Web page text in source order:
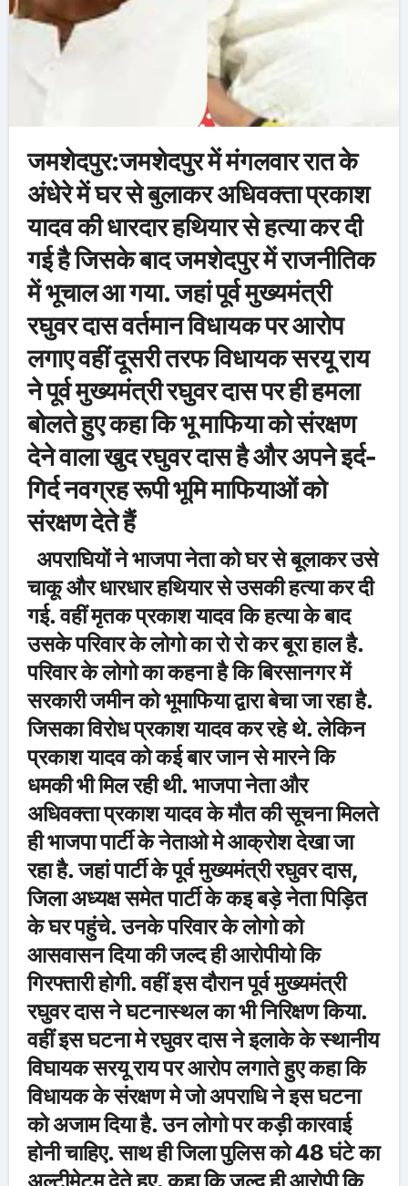
जमशेदपुर:जमशेदपुर में मंगलवार रात के
अंधेरे में घर से बुलाकर अधिवक्ता प्रकाश
यादव की धारदार हथियार से हत्या कर दी
गई है जिसके बाद जमशेदपुर में राजनीतिक
में भूचाल आ गया. जहां पूर्व मुख्यमंत्री
रघुवर दास वर्तमान विधायक पर आरोप
लगाए वहीं दूसरी तरफ विधायक सरयू राय
ने पूर्व मुख्यमंत्री रघुवर दास पर ही हमला
बोलते हुए कहा कि भू माफिया को संरक्षण
देने वाला खुद रघुवर दास है और अपने इर्द-
गिर्द नवग्रह रूपी भूमि माफियाओं को
संरक्षण देते हैं
अपराघियों ने भाजपा नेता को घर से बूलाकर उसे
चाकू और धारधार हथियार से उसकी हत्या कर दी
गई. वहीं मृतक प्रकाश यादव कि हत्या के बाद
उसके परिवार के लोगो का रो रो कर बूरा हाल है.
परिवार के लोगो का कहना है कि बिरसानगर में
सरकारी जमीन को भूमाफिया द्वारा बेचा जा रहा है.
जिसका विरोध प्रकाश यादव कर रहे थे. लेकिन
प्रकाश यादव को कई बार जान से मारने कि
धमकी भी मिल रही थी. भाजपा नेता और
अधिवक्ता प्रकाश यादव के मौत की सूचना मिलते
ही भाजपा पार्टी के नेताओ मे आक्रोश देखा जा
रहा है. जहां पार्टी के पूर्व मुख्यमंत्री रघुवर दास,
जिला अध्यक्ष समेत पार्टी के कइ बड़े नेता पिड़ित
के घर पहुंचे. उनके परिवार के लोगो को
आसवासन दिया की जल्द ही आरोपीयो कि
गिरफ्तारी होगी. वहीं इस दौरान पूर्व मुख्यमंत्री
रघुवर दास ने घटनास्थल का भी निरिक्षण किया.
वहीं इस घटना मे रघुवर दास ने इलाके के स्थानीय
विघायक सरयू राय पर आरोप लगाते हुए कहा कि
विधायक के संरक्षण मे जो अपराधि ने इस घटना
को अजाम दिया है. उन लोगो पर कड़ी कारवाई
होनी चाहिए. साथ ही जिला पुलिस को 48 घंटे का
अल्टीमेटम देते हुए. कहा कि जल्द ही आरोपी कि